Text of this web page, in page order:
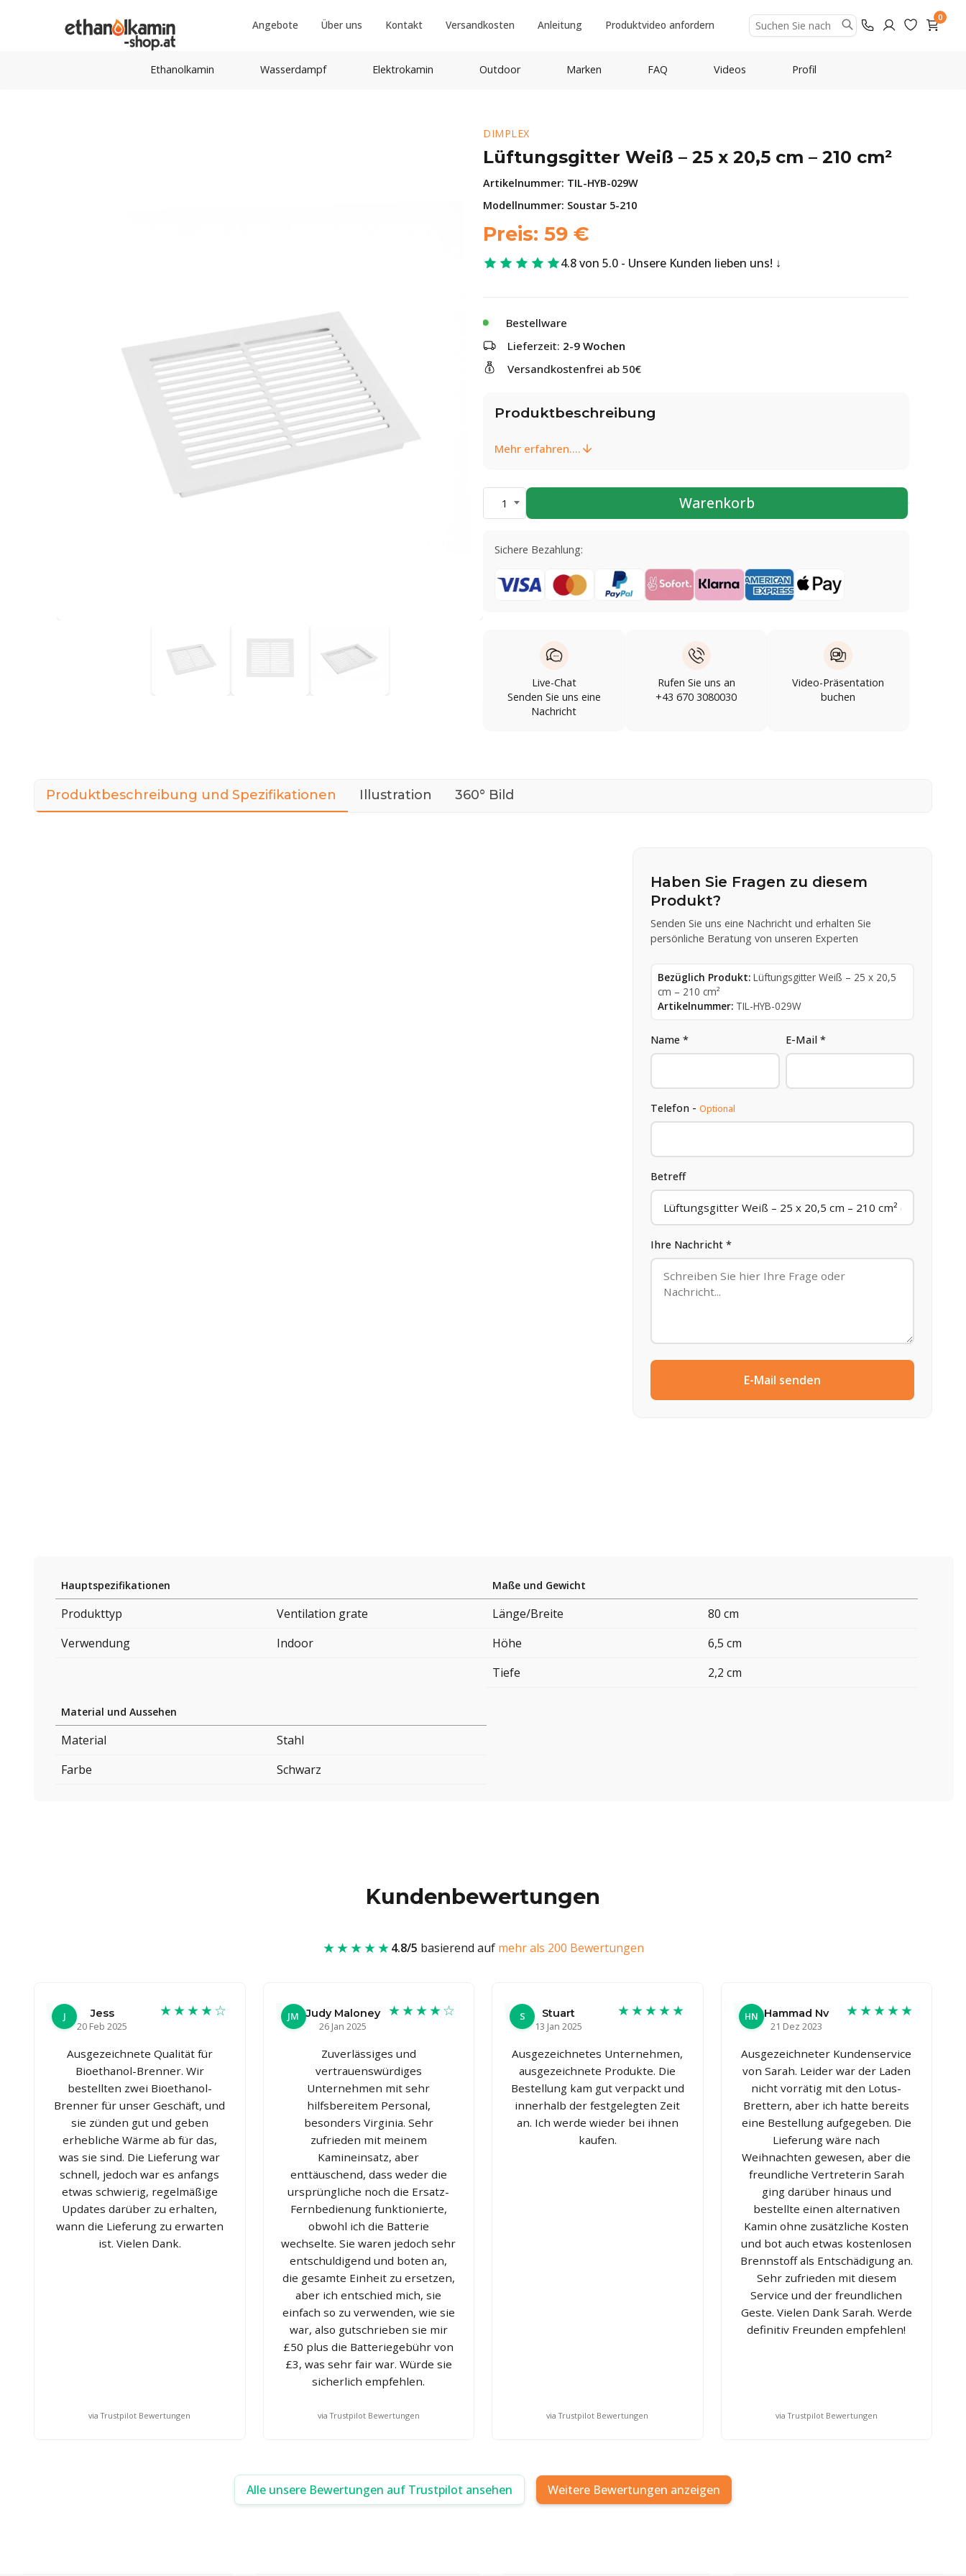
Angebote Über uns Kontakt Versandkosten Anleitung Produktvideo anfordern
0
Ethanolkamin Wasserdampf Elektrokamin Outdoor Marken FAQ Videos Profil
DIMPLEX
Lüftungsgitter Weiß – 25 x 20,5 cm – 210 cm²
Artikelnummer: TIL-HYB-029W
Modellnummer: Soustar 5-210
Preis: 59 €
4.8 von 5.0 - Unsere Kunden lieben uns!
Bestellware
Lieferzeit: 2-9 Wochen
Versandkostenfrei ab 50€
Produktbeschreibung
Mehr erfahren....
1 Warenkorb
Sichere Bezahlung:
Live-Chat
Senden Sie uns eine
Nachricht
Rufen Sie uns an
+43 670 3080030
Video-Präsentation
buchen
Produktbeschreibung und Spezifikationen Illustration 360° Bild
Haben Sie Fragen zu diesem
Produkt?
Senden Sie uns eine Nachricht und erhalten Sie
persönliche Beratung von unseren Experten
Bezüglich Produkt: Lüftungsgitter Weiß – 25 x 20,5
cm – 210 cm²
Artikelnummer: TIL-HYB-029W
Name * E-Mail *
Telefon -Optional
Betreff
Ihre Nachricht *
E-Mail senden
Hauptspezifikationen
Produkttyp
Ventilation grate
Verwendung
Indoor
Maße und Gewicht
Länge/Breite
80 cm
Höhe
6,5 cm
Tiefe
2,2 cm
Material und Aussehen
Material
Stahl
Farbe
Schwarz
Kundenbewertungen
★★★★★4.8/5 basierend auf mehr als 200 Bewertungen
J
Jess
20 Feb 2025
★★★★☆
Ausgezeichnete Qualität für
Bioethanol-Brenner. Wir
bestellten zwei Bioethanol-
Brenner für unser Geschäft, und
sie zünden gut und geben
erhebliche Wärme ab für das,
was sie sind. Die Lieferung war
schnell, jedoch war es anfangs
etwas schwierig, regelmäßige
Updates darüber zu erhalten,
wann die Lieferung zu erwarten
ist. Vielen Dank.
via Trustpilot Bewertungen
JM Judy Maloney
26 Jan 2025
★★★★☆
Zuverlässiges und
vertrauenswürdiges
Unternehmen mit sehr
hilfsbereitem Personal,
besonders Virginia. Sehr
zufrieden mit meinem
Kamineinsatz, aber
enttäuschend, dass weder die
ursprüngliche noch die Ersatz-
Fernbedienung funktionierte,
obwohl ich die Batterie
wechselte. Sie waren jedoch sehr
entschuldigend und boten an,
die gesamte Einheit zu ersetzen,
aber ich entschied mich, sie
einfach so zu verwenden, wie sie
war, also gutschrieben sie mir
£50 plus die Batteriegebühr von
£3, was sehr fair war. Würde sie
sicherlich empfehlen.
via Trustpilot Bewertungen
S
Stuart
13 Jan 2025
★★★★★
Ausgezeichnetes Unternehmen,
ausgezeichnete Produkte. Die
Bestellung kam gut verpackt und
innerhalb der festgelegten Zeit
an. Ich werde wieder bei ihnen
kaufen.
via Trustpilot Bewertungen
HN Hammad Nv
21 Dez 2023
★★★★★
Ausgezeichneter Kundenservice
von Sarah. Leider war der Laden
nicht vorrätig mit den Lotus-
Brettern, aber ich hatte bereits
eine Bestellung aufgegeben. Die
Lieferung wäre nach
Weihnachten gewesen, aber die
freundliche Vertreterin Sarah
ging darüber hinaus und
bestellte einen alternativen
Kamin ohne zusätzliche Kosten
und bot auch etwas kostenlosen
Brennstoff als Entschädigung an.
Sehr zufrieden mit diesem
Service und der freundlichen
Geste. Vielen Dank Sarah. Werde
definitiv Freunden empfehlen!
via Trustpilot Bewertungen
Alle unsere Bewertungen auf Trustpilot ansehen Weitere Bewertungen anzeigen